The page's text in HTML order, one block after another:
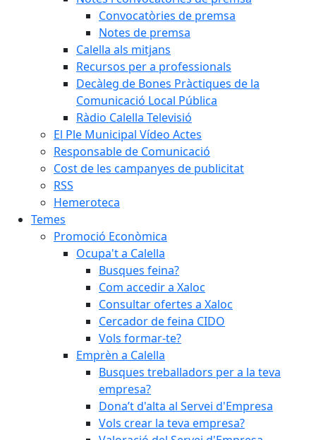
Convocatòries de premsa
Notes de premsa
Calella als mitjans
Recursos per a professionals
Decàleg de Bones Pràctiques de la
Comunicació Local Pública
Ràdio Calella Televisió
El Ple Municipal Vídeo Actes
Responsable de Comunicació
Cost de les campanyes de publicitat
RSS
Hemeroteca
Temes
Promoció Econòmica
Ocupa't a Calella
Busques feina?
Com accedir a Xaloc
Consultar ofertes a Xaloc
Cercador de feina CIDO
Vols formar-te?
Emprèn a Calella
Busques treballadors per a la teva
empresa?
Dona’t d'alta al Servei d'Empresa
Vols crear la teva empresa?